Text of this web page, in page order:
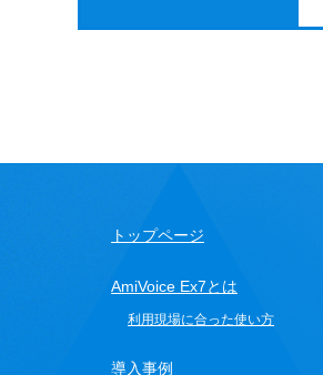
トップページ
AmiVoice Ex7とは
利用現場に合った使い方
導入事例